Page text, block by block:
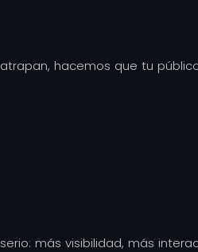
hacemos que tu
más visibilidad, más